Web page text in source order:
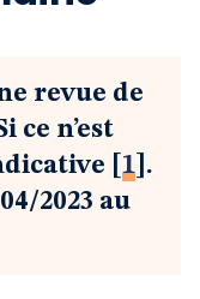
revue de
ce n’est
1 .
2023 au